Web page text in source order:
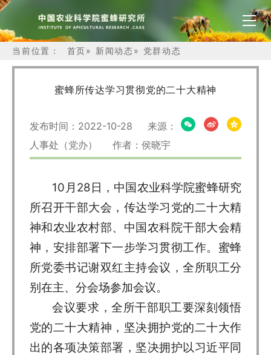
当前位置： 首页» 新闻动态» 党群动态
蜜蜂所传达学习贯彻党的二十大精神
发布时间：2022-10-28 来源：
人事处（党办） 作者：侯晓宇
10月28日，中国农业科学院蜜蜂研究
所召开干部大会，传达学习党的二十大精
神和农业农村部、中国农科院干部大会精
神，安排部署下一步学习贯彻工作。蜜蜂
所党委书记谢双红主持会议，全所职工分
别在主、分会场参加会议。
会议要求，全所干部职工要深刻领悟
党的二十大精神，坚决拥护党的二十大作
出的各项决策部署，坚决拥护以习近平同